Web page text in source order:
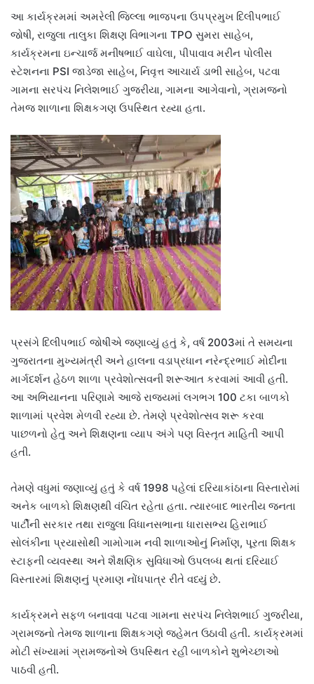
આ કાર્યક્રમમાં અમરેલી જિલ્લા ભાજપના ઉપપ્રમુખ દિલીપભાઈ
જોષી, રાજુલા તાલુકા શિક્ષણ વિભાગના TPO સુમરા સાહેબ,
કાર્યક્રમના ઇન્ચાર્જ મનીષભાઈ વાઘેલા, પીપાવાવ મરીન પોલીસ
સ્ટેશનના PSI જાડેજા સાહેબ, નિવૃત્ત આચાર્ય ડાભી સાહેબ, પટવા
ગામના સરપંચ નિલેશભાઈ ગુજરીયા, ગામના આગેવાનો, ગ્રામજનો
તેમજ શાળાના શિક્ષકગણ ઉપસ્થિત રહ્યા હતા.
પ્રસંગે દિલીપભાઈ જોષીએ જણાવ્યું હતું કે, વર્ષ 2003માં તે સમયના
ગુજરાતના મુખ્યમંત્રી અને હાલના વડાપ્રધાન નરેન્દ્રભાઈ મોદીના
માર્ગદર્શન હેઠળ શાળા પ્રવેશોત્સવની શરૂઆત કરવામાં આવી હતી.
આ અભિયાનના પરિણામે આજે રાજ્યમાં લગભગ 100 ટકા બાળકો
શાળામાં પ્રવેશ મેળવી રહ્યા છે. તેમણે પ્રવેશોત્સવ શરૂ કરવા
પાછળનો હેતુ અને શિક્ષણના વ્યાપ અંગે પણ વિસ્તૃત માહિતી આપી
હતી.
તેમણે વધુમાં જણાવ્યું હતું કે વર્ષ 1998 પહેલાં દરિયાકાંઠાના વિસ્તારોમાં
અનેક બાળકો શિક્ષણથી વંચિત રહેતા હતા. ત્યારબાદ ભારતીય જનતા
પાર્ટીની સરકાર તથા રાજુલા વિધાનસભાના ધારાસભ્ય હિરાભાઈ
સોલંકીના પ્રયાસોથી ગામોગામ નવી શાળાઓનું નિર્માણ, પૂરતા શિક્ષક
સ્ટાફની વ્યવસ્થા અને શૈક્ષણિક સુવિધાઓ ઉપલબ્ધ થતાં દરિયાઈ
વિસ્તારમાં શિક્ષણનું પ્રમાણ નોંધપાત્ર રીતે વધ્યું છે.
કાર્યક્રમને સફળ બનાવવા પટવા ગામના સરપંચ નિલેશભાઈ ગુજરીયા,
ગ્રામજનો તેમજ શાળાના શિક્ષકગણે જહેમત ઉઠાવી હતી. કાર્યક્રમમાં
મોટી સંખ્યામાં ગ્રામજનોએ ઉપસ્થિત રહી બાળકોને શુભેચ્છાઓ
પાઠવી હતી.